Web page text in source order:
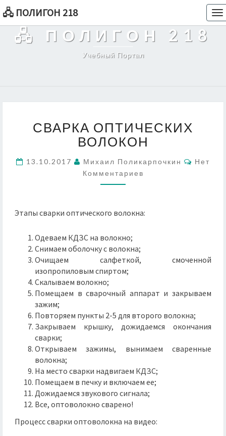
🖧 ПОЛИГОН 218
🖧 ПОЛИГОН 218
Учебный Портал
ОПТИЧЕСКИХ
ВОЛОКОН
СВАРКА ОПТИЧЕСКИХ
ВОЛОКОН
13.10.2017 Михаил Поликарпочкин
Нет
Комментариев
Этапы сварки оптического волокна:
Одеваем КДЗС на волокно;
Снимаем оболочку с волокна;
Очищаем салфеткой, смоченной
изопропиловым спиртом;
Скалываем волокно;
Помещаем в сварочный аппарат и закрываем
зажим;
Повторяем пункты 2-5 для второго волокна;
Закрываем крышку, дожидаемся окончания
сварки;
Открываем зажимы, вынимаем сваренные
волокна;
На место сварки надвигаем КДЗС;
Помещаем в печку и включаем ее;
Дожидаемся звукового сигнала;
Все, оптоволокно сварено!
Процесс сварки оптоволокна на видео: